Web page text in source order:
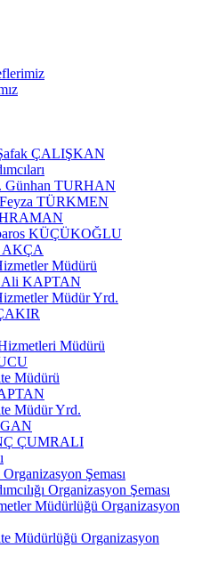
ÇALIŞKAN
Günhan TURHAN
TÜRKMEN
KÜÇÜKOĞLU
AKÇA
Müdürü
Ali KAPTAN
Müdür Yrd.
Müdürü
Müdürü
Müdür Yrd.
ÇUMRALI
Şeması
Organizasyon Şeması
Müdürlüğü Organizasyon
Müdürlüğü Organizasyon